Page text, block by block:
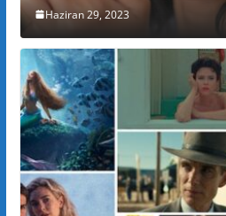
Haziran 29, 2023